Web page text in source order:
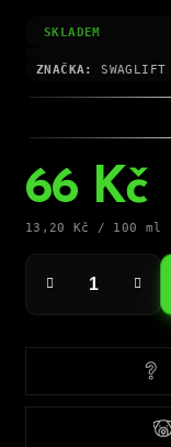
SKLADEM
ZNAČKA:SWAGLIFT
66 Kč
Měrná
13,20 Kč / 100 ml